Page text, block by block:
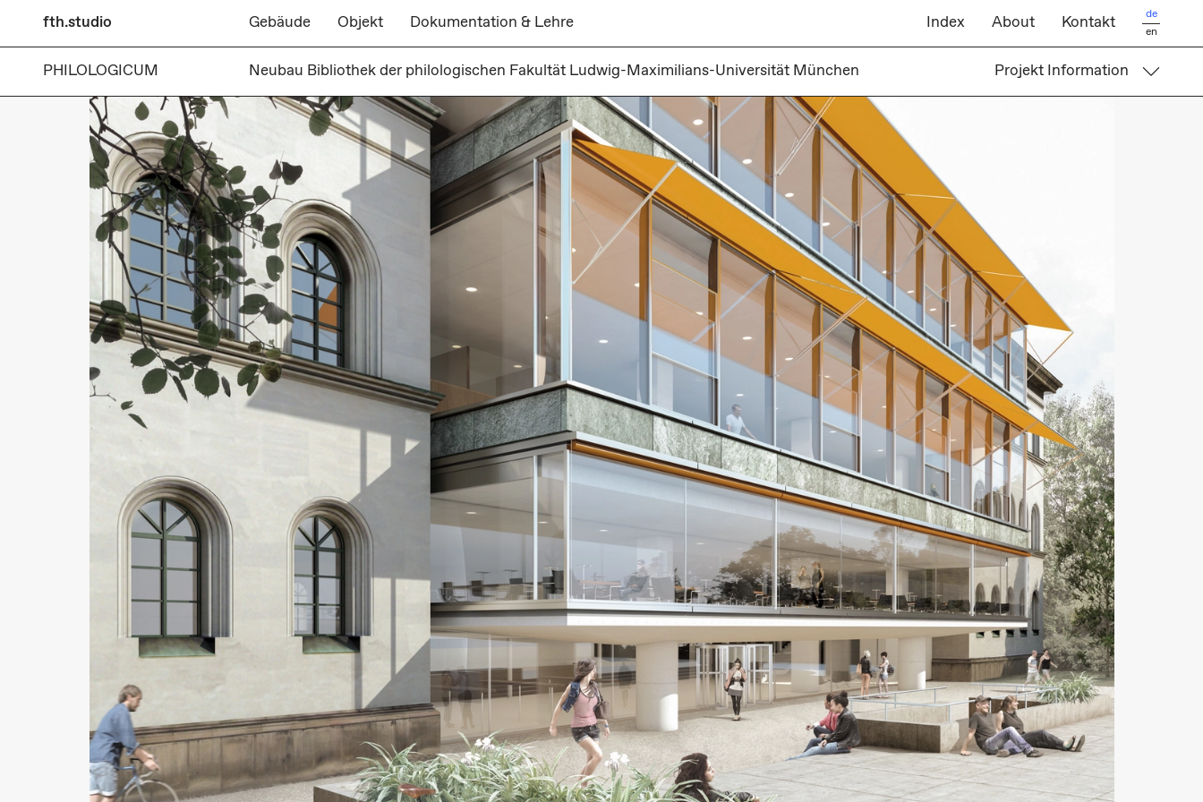
fth.studio Gebäude Objekt Dokumentation & Lehre Index About Kontakt
de
en
PHILOLOGICUM Neubau Bibliothek der philologischen Fakultät Ludwig-Maximilians-Universität München Projekt Information